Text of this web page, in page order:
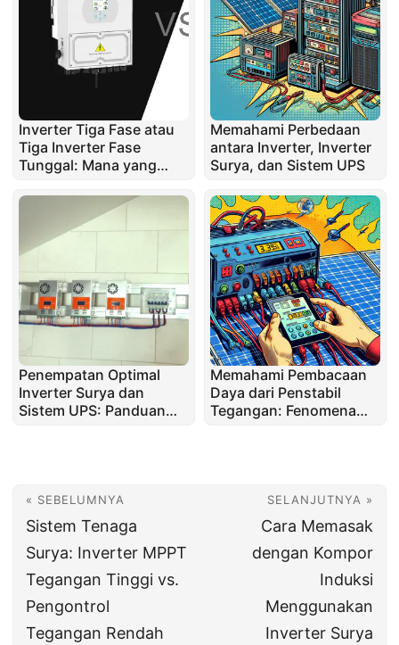
Inverter Tiga Fase atau
Tiga Inverter Fase
Tunggal: Mana yang
Memahami Perbedaan
antara Inverter, Inverter
Surya, dan Sistem UPS
Penempatan Optimal
Inverter Surya dan
Sistem UPS: Panduan
Memahami Pembacaan
Daya dari Penstabil
Tegangan: Fenomena
« SEBELUMNYA
Sistem Tenaga
Surya: Inverter MPPT
Tegangan Tinggi vs.
Pengontrol
Tegangan Rendah
SELANJUTNYA »
Cara Memasak
dengan Kompor
Induksi
Menggunakan
Inverter Surya